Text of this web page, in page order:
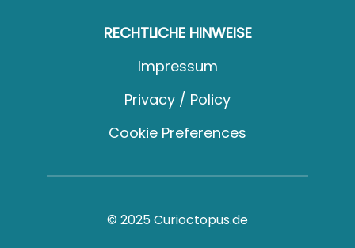
RECHTLICHE HINWEISE
Impressum
Privacy / Policy
Cookie Preferences
© 2025 Curioctopus.de